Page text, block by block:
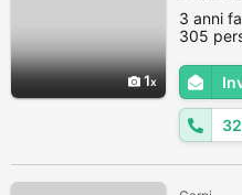
1
di
3 anni fa
305